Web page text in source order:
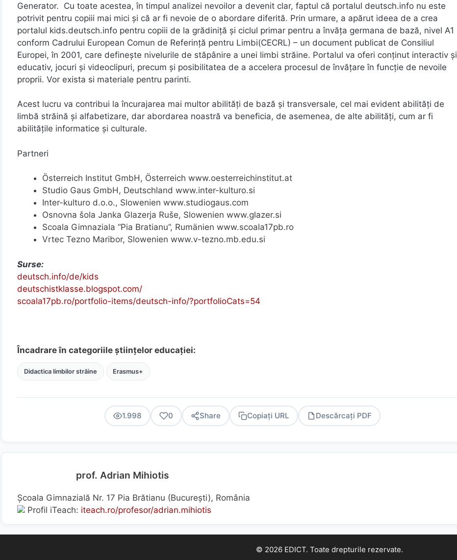
Generator. Cu toate acestea, în timpul analizei nevoilor a devenit clar, faptul că portalul deutsch.info nu este
potrivit pentru copiii mai mici și că ar fi nevoie de o abordare diferită. Prin urmare, a apărut ideea de a crea
portalul kids.deutsch.info pentru copiii de la grădiniță și ciclul primar pentru a învăța germana de bază, nivel A1
conform Cadrului European Comun de Referință pentru Limbi(CECRL) – un document publicat de Consiliul
Europei, în 2001, care definește nivelurile de stăpânire a unei limbi străine. Portalul va oferi conținut interactiv și
educativ, jocuri și videoclipuri, precum și posibilitatea de a accelera procesul de învățare în funcție de nevoile
proprii. Vor exista si materiale pentru parinti.
Acest lucru va contribui la încurajarea mai multor abilități de bază și transversale, cel mai evident abilități de
limbă străină și alfabetizare, dar abordarea noastră va beneficia, de asemenea, de alte abilități, cum ar fi
abilitățile informatice și culturale.
Partneri
Österreich Institut GmbH, Österreich www.oesterreichinstitut.at
Studio Gaus GmbH, Deutschland www.inter-kulturo.si
Inter-kulturo d.o.o., Slowenien www.studiogaus.com
Osnovna šola Janka Glazerja Ruše, Slowenien www.glazer.si
Scoala Gimnaziala “Pia Bratianu”, Rumänien www.scoala17pb.ro
Vrtec Tezno Maribor, Slowenien www.v-tezno.mb.edu.si
Surse:
deutsch.info/de/kids
deutschistklasse.blogspot.com/
scoala17pb.ro/portfolio-items/deutsch-info/?portfolioCats=54
Încadrare în categoriile științelor educației:
Didactica limbilor străine Erasmus+
1.998 0 Share Copiați URL Descărcați PDF
prof. Adrian Mihiotis
Școala Gimnazială Nr. 17 Pia Brătianu (Bucureşti), România
Profil iTeach: iteach.ro/profesor/adrian.mihiotis
© 2026 EDICT. Toate drepturile rezervate.